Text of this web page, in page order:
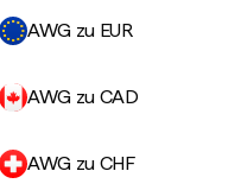
AWG zu EUR
AWG zu CAD
AWG zu CHF